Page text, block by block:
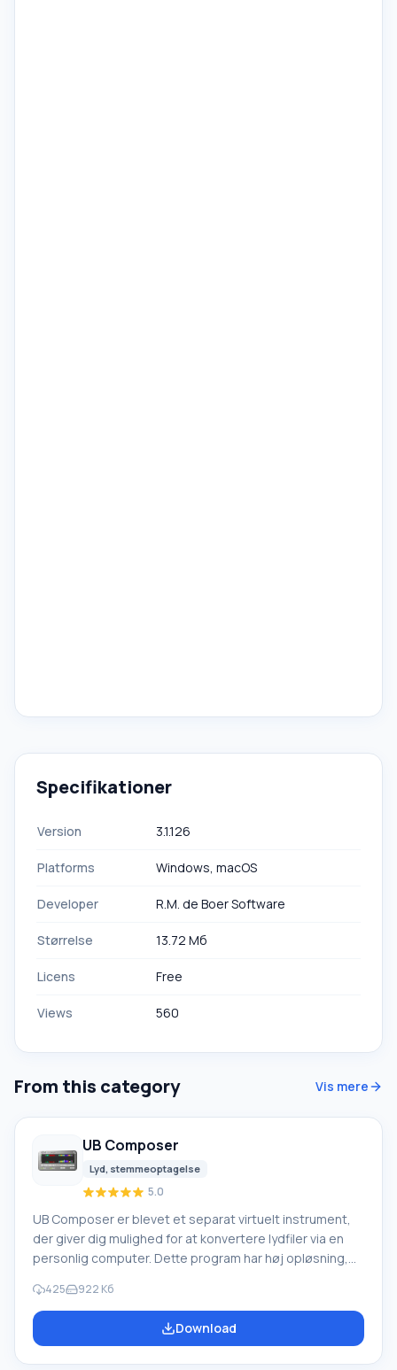
Specifikationer
Version 3.1.126
Platforms Windows, macOS
Developer R.M. de Boer Software
Størrelse 13.72 Мб
Licens Free
Views 560
From this category Vis mere
UB Composer
Lyd, stemmeoptagelse
5.0
UB Composer er blevet et separat virtuelt instrument,
der giver dig mulighed for at konvertere lydfiler via en
personlig computer. Dette program har høj opløsning,
stemmeinformation i realtid. Takket være dets
funktionalitet kan det genkende et ret bredt
frekvensområde for stemmer (100 – 1500 Hertz). Det
425 922 Кб
Download